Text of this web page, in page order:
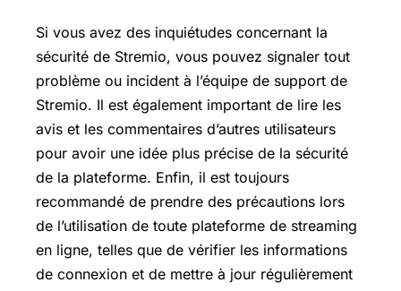
Si vous avez des inquiétudes concernant la
sécurité de Stremio, vous pouvez signaler tout
problème ou incident à l’équipe de support de
Stremio. Il est également important de lire les
avis et les commentaires d’autres utilisateurs
pour avoir une idée plus précise de la sécurité
de la plateforme. Enfin, il est toujours
recommandé de prendre des précautions lors
de l’utilisation de toute plateforme de streaming
en ligne, telles que de vérifier les informations
de connexion et de mettre à jour régulièrement